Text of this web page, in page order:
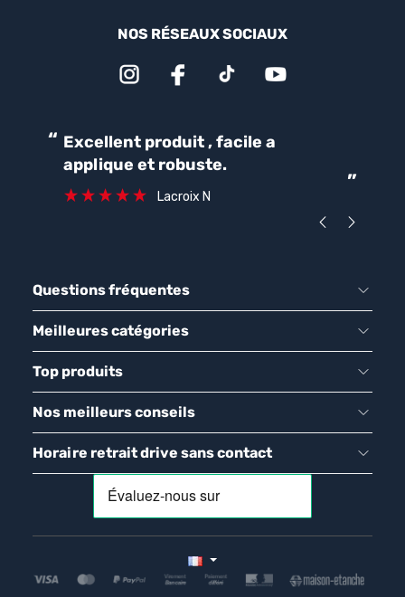
NOS RÉSEAUX SOCIAUX
“
”
Excellent produit , facile a
applique et robuste.
Lacroix N
Questions fréquentes
Meilleures catégories
Top produits
Nos meilleurs conseils
Horaire retrait drive sans contact